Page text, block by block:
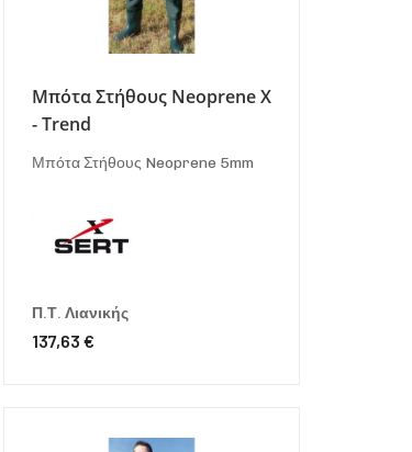
Μπότα Στήθους Neoprene X
- Trend
Μπότα Στήθους Neoprene 5mm
Π.Τ. Λιανικής
137,63 €